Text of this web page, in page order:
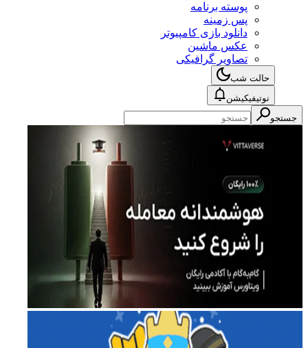
پوسته برنامه
پس زمینه
دانلود بازی کامپیوتر
عکس ماشین
تصاویر گرافیکی
حالت شب
نوتیفیکیشن
جستجو